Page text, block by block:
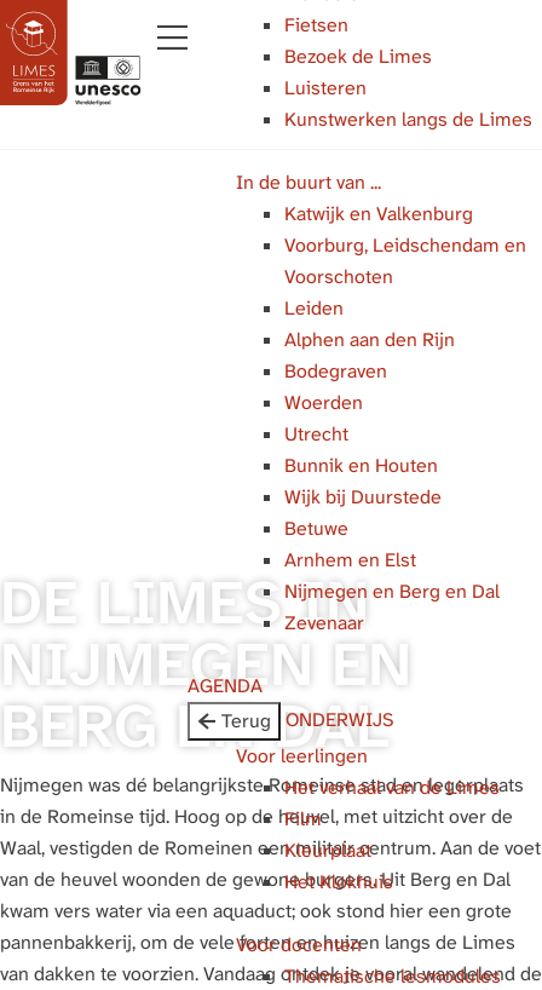
Fietsen
Bezoek de Limes
Luisteren
Kunstwerken langs de Limes
In de buurt van ...
Katwijk en Valkenburg
Voorburg, Leidschendam en
Voorschoten
Leiden
Alphen aan den Rijn
Bodegraven
Woerden
Utrecht
Bunnik en Houten
Wijk bij Duurstede
Betuwe
Arnhem en Elst
Nijmegen en Berg en Dal
Zevenaar
AGENDA
Terug
ONDERWIJS
Voor leerlingen
Het verhaal van de Limes
Film
Kleurplaat
Het Klokhuis
Voor docenten
Thematische lesmodules
DE LIMES IN
NIJMEGEN EN
BERG EN DAL
Nijmegen was dé belangrijkste Romeinse stad en legerplaats
in de Romeinse tijd. Hoog op de heuvel, met uitzicht over de
Waal, vestigden de Romeinen een militair centrum. Aan de voet
van de heuvel woonden de gewone burgers. Uit Berg en Dal
kwam vers water via een aquaduct; ook stond hier een grote
pannenbakkerij, om de vele forten en huizen langs de Limes
van dakken te voorzien. Vandaag ontdek je vooral wandelend de